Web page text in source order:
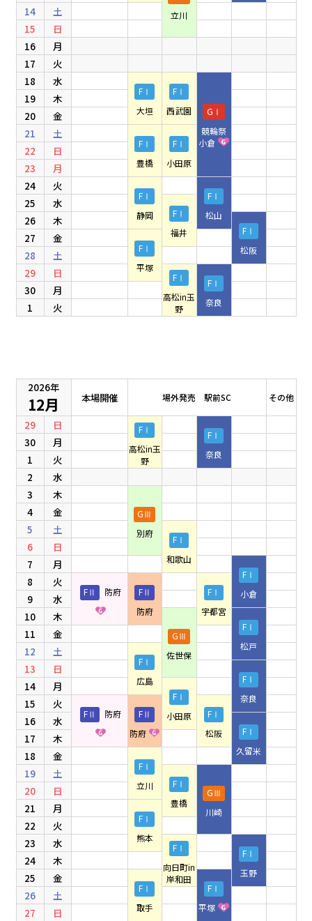
立川
14
土
15
日
16
月
17
火
18
水
FⅠ
大垣
FⅠ
西武園
GⅠ
競輪祭
小倉
19
木
20
金
21
土
FⅠ
豊橋
FⅠ
小田原
22
日
23
月
24
火
FⅠ
静岡
FⅠ
松山
25 水
FⅠ
福井
26 木
FⅠ
松阪
27 金
FⅠ
平塚
28
土
29
日
FⅠ
高松in玉
野
FⅠ
奈良
30
月
1
火
2026年
12月 本場開催 場外発売 駅前SC その他
29 日
FⅠ
高松in玉
野
FⅠ
奈良
30
月
1
火
2
水
3
木
GⅢ
別府
4
金
5
土
FⅠ
和歌山
6
日
7
月
FⅠ
小倉
8 火
FⅡ 防府
FⅡ
防府
FⅠ
宇都宮
9
水
10
木
GⅢ
佐世保
FⅠ
松戸
11
金
12
土
FⅠ
広島
13 日
FⅠ
奈良
14 月
FⅠ
小田原
15 火
FⅡ 防府
FⅡ
防府
FⅠ
松阪
16 水
FⅠ
久留米
17
木
18
金
FⅠ
立川
19 土
FⅠ
豊橋
GⅢ
川崎
20
日
21
月
FⅠ
熊本
22
火
23
水
FⅠ
向日町in
岸和田
FⅠ
玉野
24
木
25
金
FⅠ
取手
FⅠ
平塚
26
土
27
日